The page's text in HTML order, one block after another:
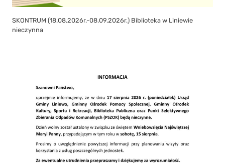
SKONTRUM (18.08.2026r.-08.09.2026r.) Biblioteka w Liniewie
nieczynna